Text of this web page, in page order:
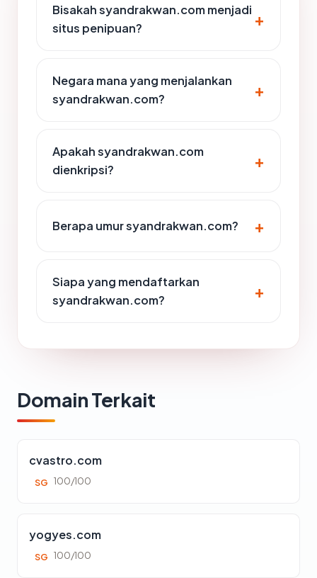
Bisakah syandrakwan.com menjadi
situs penipuan?
Negara mana yang menjalankan
syandrakwan.com?
Apakah syandrakwan.com
dienkripsi?
Berapa umur syandrakwan.com?
Siapa yang mendaftarkan
syandrakwan.com?
Domain Terkait
cvastro.com
SG 100/100
yogyes.com
SG 100/100